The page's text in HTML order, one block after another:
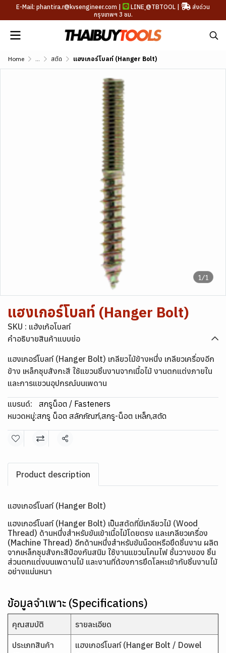
E-Mail: phantira.r@kvsengineer.com | LINE @TBTOOL |
ส่งด่วน
กรุงเทพฯ 3 ชม.
Home ... สตัด แฮงเกอร์โบลท์ (Hanger Bolt)
1/1
แฮงเกอร์โบลท์ (Hanger Bolt)
SKU : แฮ้งเก้อโบลท์
คำอธิบายสินค้าแบบย่อ
แฮงเกอร์โบลท์ (Hanger Bolt) เกลียวไม้ข้างหนึ่ง เกลียวเครื่องอีก
ข้าง เหล็กชุบสังกะสี ใช้แขวนชิ้นงานจากเนื้อไม้ งานตกแต่งภายใน
และการแขวนอุปกรณ์บนเพดาน
แบรนด์:
สกรูน็อต / Fasteners
หมวดหมู่:สกรู น็อต สลักภัณฑ์,สกรู-น็อต เหล็ก,สตัด
แชร์
Product description
แฮงเกอร์โบลท์ (Hanger Bolt)
แฮงเกอร์โบลท์ (Hanger Bolt) เป็นสตัดที่มีเกลียวไม้ (Wood
Thread) ด้านหนึ่งสำหรับขันเข้าเนื้อไม้โดยตรง และเกลียวเครื่อง
(Machine Thread) อีกด้านหนึ่งสำหรับขันน็อตหรือยึดชิ้นงาน ผลิต
จากเหล็กชุบสังกะสีป้องกันสนิม ใช้งานแขวนโคมไฟ ชั้นวางของ ชิ้น
ส่วนตกแต่งบนเพดานไม้ และงานที่ต้องการยึดโลหะเข้ากับชิ้นงานไม้
อย่างแน่นหนา
ข้อมูลจำเพาะ (Specifications)
คุณสมบัติ รายละเอียด
ประเภทสินค้า
แฮงเกอร์โบลท์ (Hanger Bolt / Dowel